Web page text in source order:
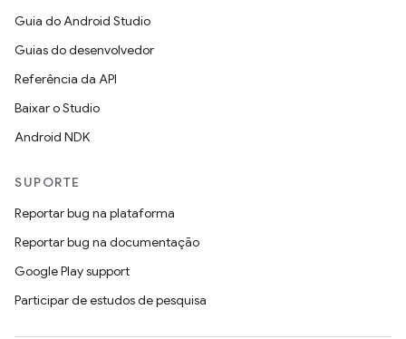
Guia do Android Studio
Guias do desenvolvedor
Referência da API
Baixar o Studio
Android NDK
SUPORTE
Reportar bug na plataforma
Reportar bug na documentação
Google Play support
Participar de estudos de pesquisa